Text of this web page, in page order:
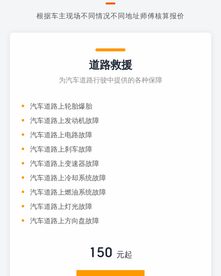
根据车主现场不同情况不同地址师傅核算报价
道路救援
为汽车道路行驶中提供的各种保障
汽车道路上轮胎爆胎
汽车道路上发动机故障
汽车道路上电路故障
汽车道路上刹车故障
汽车道路上变速器故障
汽车道路上冷却系统故障
汽车道路上燃油系统故障
汽车道路上灯光故障
汽车道路上方向盘故障
150 元起